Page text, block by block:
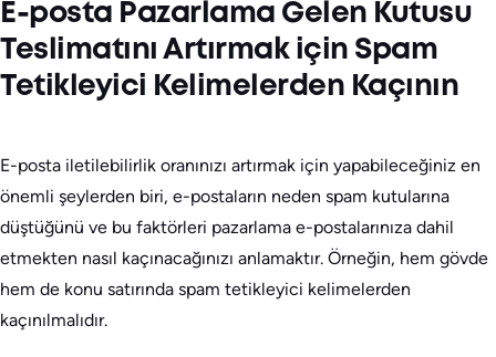
E-posta Pazarlama Gelen Kutusu
Teslimatını Artırmak için Spam
Tetikleyici Kelimelerden Kaçının
E-posta iletilebilirlik oranınızı artırmak için yapabileceğiniz en
önemli şeylerden biri, e-postaların neden spam kutularına
düştüğünü ve bu faktörleri pazarlama e-postalarınıza dahil
etmekten nasıl kaçınacağınızı anlamaktır. Örneğin, hem gövde
hem de konu satırında spam tetikleyici kelimelerden
kaçınılmalıdır.